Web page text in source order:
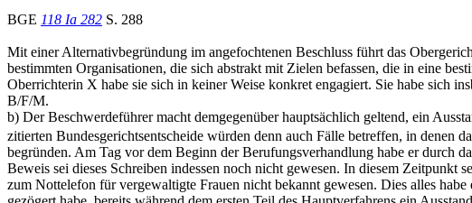
BGE 118 Ia 282 S. 288
Mit einer Alternativbegründung im angefochtenen Beschluss führt das
bestimmten Organisationen, die sich abstrakt mit Zielen befassen, die in eine
Oberrichterin X habe sie sich in keiner Weise konkret engagiert. Sie habe sich
B/F/M.
b) Der Beschwerdeführer macht demgegenüber hauptsächlich geltend, ein
zitierten Bundesgerichtsentscheide würden denn auch Fälle betreffen, in denen
begründen. Am Tag vor dem Beginn der Berufungsverhandlung habe er durch
Beweis sei dieses Schreiben indessen noch nicht gewesen. In diesem
zum Nottelefon für vergewaltigte Frauen nicht bekannt gewesen. Dies alles